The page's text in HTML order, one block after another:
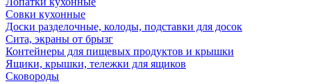
Совки кухонные
Доски разделочные, колоды, подставки для досок
Сита, экраны от брызг
Контейнеры для пищевых продуктов и крышки
Ящики, крышки, тележки для ящиков
Сковороды